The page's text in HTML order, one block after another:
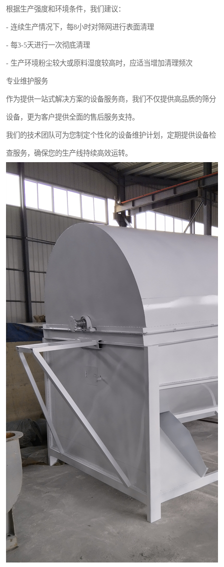
根据生产强度和环境条件，我们建议：
- 连续生产情况下，每8小时对筛网进行表面清理
- 每3-5天进行一次彻底清理
- 生产环境粉尘较大或原料湿度较高时，应适当增加清理频次
专业维护服务
作为提供一站式解决方案的设备服务商，我们不仅提供高品质的筛分
设备，更为客户提供全面的售后服务支持。
我们的技术团队可为您制定个性化的设备维护计划，定期提供设备检
查服务，确保您的生产线持续高效运转。